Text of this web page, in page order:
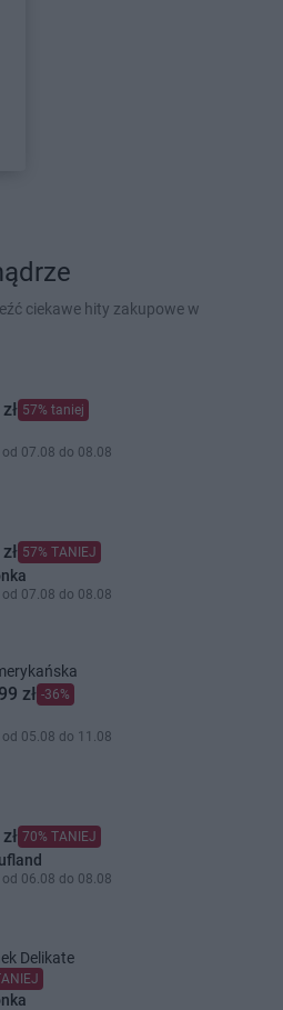
ciekawe hity zakupowe w
57% taniej
07.08 do 08.08
57% TANIEJ
07.08 do 08.08
zł -36%
05.08 do 11.08
70% TANIEJ
06.08 do 08.08
Delikate